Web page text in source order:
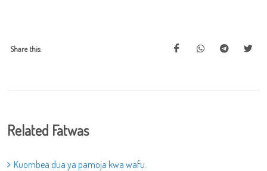
Share this:
Related Fatwas
Kuombea dua ya pamoja kwa wafu.